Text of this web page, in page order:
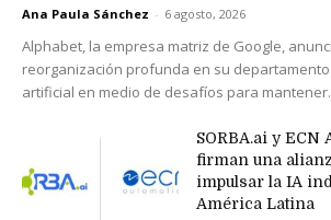
Ana Paula Sánchez - 6 agosto, 2026
Alphabet, la empresa matriz de Google,
reorganización profunda en su
artificial en medio de desafíos para
SORBA.ai y ECN
firman una
impulsar la IA
América Latina